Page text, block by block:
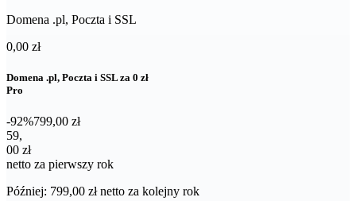
Domena .pl, Poczta i SSL
0,00 zł
Domena .pl, Poczta i SSL za 0 zł
Pro
-92%799,00 zł
59,00 zł netto za pierwszy rok
59,
00 zł
netto za pierwszy rok
Później: 799,00 zł netto za kolejny rok